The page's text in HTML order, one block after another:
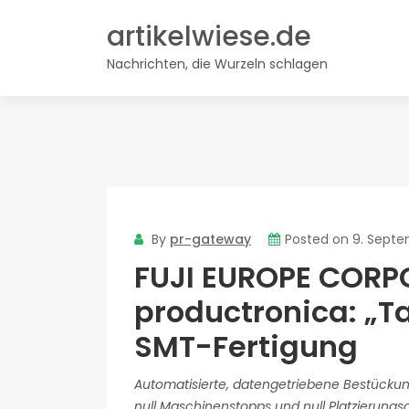
artikelwiese.de
Nachrichten, die Wurzeln schlagen
By pr-gateway Posted on 9.
FUJI EUROPE
productronica:
SMT-Fertigung
Automatisierte, datengetriebene